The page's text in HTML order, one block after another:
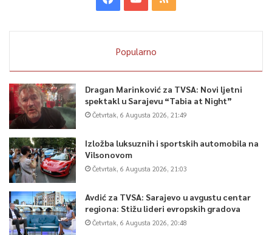
Popularno
Dragan Marinković za TVSA: Novi ljetni
spektakl u Sarajevu “Tabia at Night”
Četvrtak, 6 Augusta 2026, 21:49
Izložba luksuznih i sportskih automobila na
Vilsonovom
Četvrtak, 6 Augusta 2026, 21:03
Avdić za TVSA: Sarajevo u avgustu centar
regiona: Stižu lideri evropskih gradova
Četvrtak, 6 Augusta 2026, 20:48